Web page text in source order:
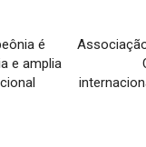
é
e amplia